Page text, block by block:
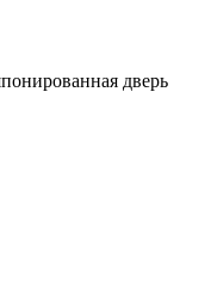
дверь